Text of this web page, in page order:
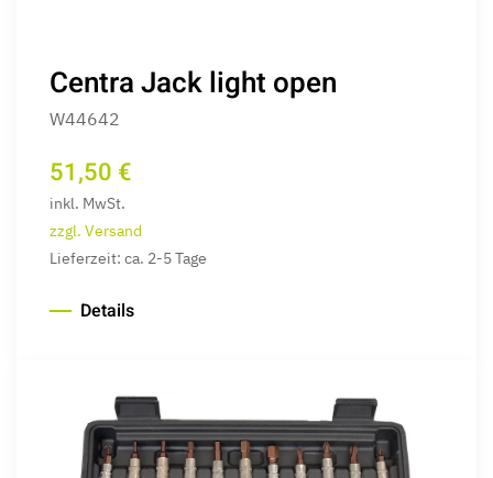
Centra Jack light open
W44642
51,50 €
inkl. MwSt.
zzgl. Versand
Lieferzeit: ca. 2-5 Tage
Details